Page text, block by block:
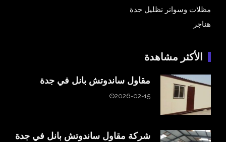
مظلات وسواتر تظليل جدة
هناجر
الأكثر مشاهدة
مقاول ساندوتش بانل في جدة
2026-02-15
شركة مقاول ساندوتش بانل في جدة